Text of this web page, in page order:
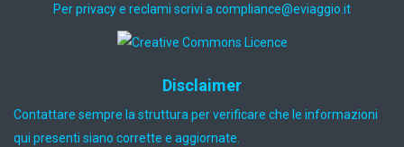
Per privacy e reclami scrivi a ti.oiggaive@ecnailpmoc
Disclaimer
Contattare sempre la struttura per verificare che le informazioni
qui presenti siano corrette e aggiornate.